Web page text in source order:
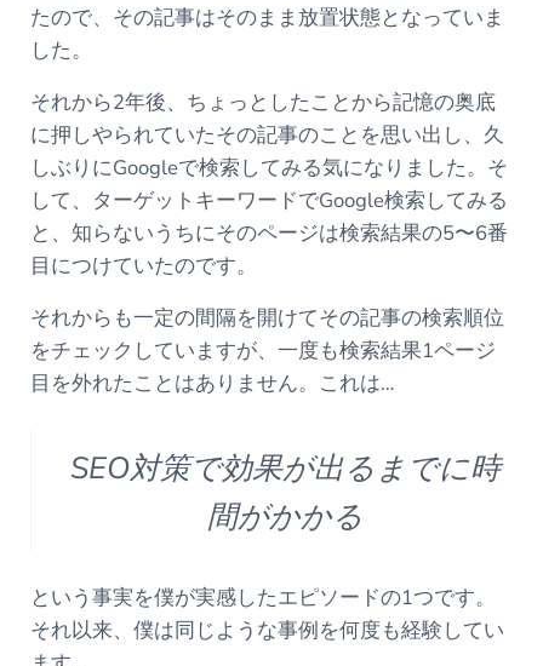
たので、その記事はそのまま放置状態となっていま
した。
それから2年後、ちょっとしたことから記憶の奥底
に押しやられていたその記事のことを思い出し、久
しぶりにGoogleで検索してみる気になりました。そ
して、ターゲットキーワードでGoogle検索してみる
と、知らないうちにそのページは検索結果の5〜6番
目につけていたのです。
それからも一定の間隔を開けてその記事の検索順位
をチェックしていますが、一度も検索結果1ページ
目を外れたことはありません。これは…
SEO対策で効果が出るまでに時
間がかかる
という事実を僕が実感したエピソードの1つです。
それ以来、僕は同じような事例を何度も経験してい